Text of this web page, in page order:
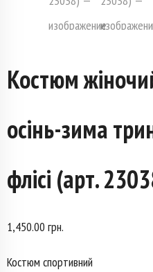
Костюм
осінь-зима
флісі (арт.
1,450.00 грн.
Костюм спортивний